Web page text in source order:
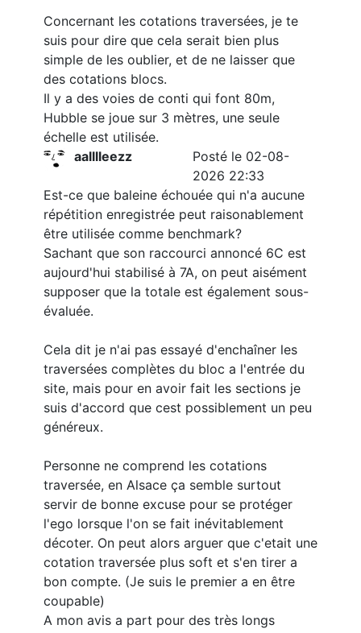
Concernant les cotations traversées, je te
suis pour dire que cela serait bien plus
simple de les oublier, et de ne laisser que
des cotations blocs.
Il y a des voies de conti qui font 80m,
Hubble se joue sur 3 mètres, une seule
échelle est utilisée.
aalllleezz
Posté le 02-08-
2026 22:33
Est-ce que baleine échouée qui n'a aucune
répétition enregistrée peut raisonablement
être utilisée comme benchmark?
Sachant que son raccourci annoncé 6C est
aujourd'hui stabilisé à 7A, on peut aisément
supposer que la totale est également sous-
évaluée.
Cela dit je n'ai pas essayé d'enchaîner les
traversées complètes du bloc a l'entrée du
site, mais pour en avoir fait les sections je
suis d'accord que cest possiblement un peu
généreux.
Personne ne comprend les cotations
traversée, en Alsace ça semble surtout
servir de bonne excuse pour se protéger
l'ego lorsque l'on se fait inévitablement
décoter. On peut alors arguer que c'etait une
cotation traversée plus soft et s'en tirer a
bon compte. (Je suis le premier a en être
coupable)
A mon avis a part pour des très longs